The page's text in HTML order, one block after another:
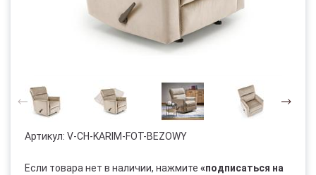
Артикул: V-CH-KARIM-FOT-BEZOWY
Если товара нет в наличии, нажмите «подписаться на